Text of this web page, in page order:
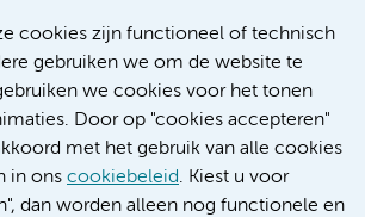
cookies zijn functioneel of technisch
gebruiken we om de website te
we cookies voor het tonen
Door op "cookies accepteren"
met het gebruik van alle cookies
in ons cookiebeleid. Kiest u voor
dan worden alleen nog functionele en
VUmc